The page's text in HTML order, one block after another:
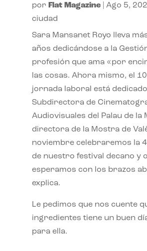
por Flat Magazine| Ago 5,
ciudad
Sara Mansanet Royo lleva
años dedicándose a la
profesión que ama «por
las cosas. Ahora mismo, el
jornada laboral está
Subdirectora de
Audiovisuales del Palau de la
directora de la Mostra de
noviembre celebraremos la
de nuestro festival decano y
esperamos con los brazos
explica.
Le pedimos que nos cuente
ingredientes tiene un buen
para ella.